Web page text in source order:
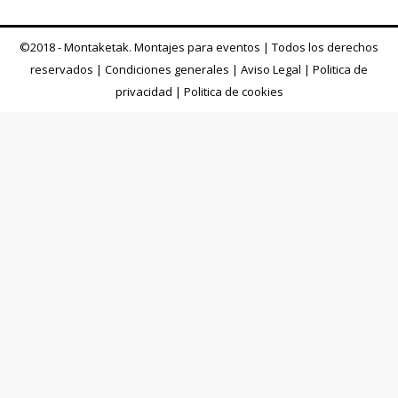
©2018 - Montaketak. Montajes para eventos | Todos los derechos
reservados | Condiciones generales | Aviso Legal | Politica de
privacidad | Politica de cookies